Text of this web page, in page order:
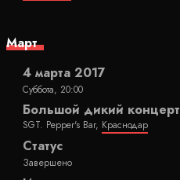
Март
4 марта 2017
Суббота, 20:00
Большой дикий концерт
SGT. Pepper's Bar, Краснодар
Статус
Завершено